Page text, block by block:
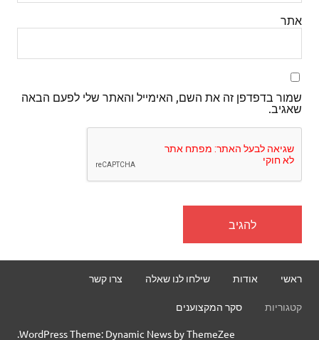
אתר
שמור בדפדפן זה את השם, האימייל והאתר שלי לפעם הבאה
שאגיב.
ראשי אודות שילחו לנו שאלה צרו קשר
קטגוריות סקר המקצוענים
WordPress Theme: Dynamic News by ThemeZee.